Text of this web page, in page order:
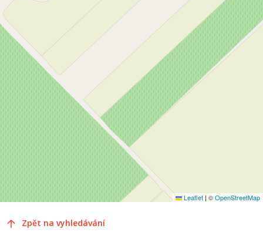
Leaflet | ©OpenStreetMap
Zpět na vyhledávání